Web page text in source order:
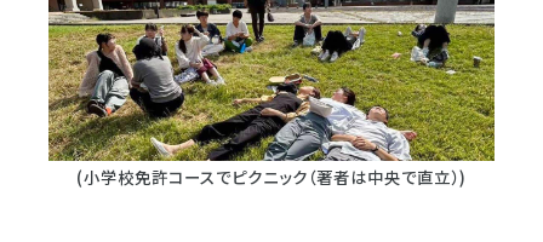
(小学校免許コースでピクニック（著者は中央で直立）)